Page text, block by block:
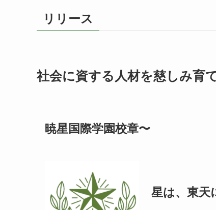
リリース
社会に資する人材を慈しみ育
暁星国際学園校章〜
星は、東天